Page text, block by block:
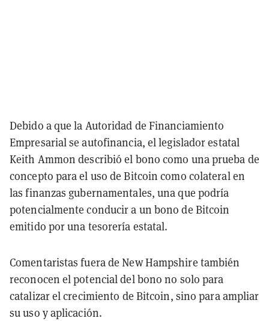
Debido a que la Autoridad de Financiamiento
Empresarial se autofinancia, el legislador estatal
Keith Ammon describió el bono como una prueba de
concepto para el uso de Bitcoin como colateral en
las finanzas gubernamentales, una que podría
potencialmente conducir a un bono de Bitcoin
emitido por una tesorería estatal.
Comentaristas fuera de New Hampshire también
reconocen el potencial del bono no solo para
catalizar el crecimiento de Bitcoin, sino para ampliar
su uso y aplicación.